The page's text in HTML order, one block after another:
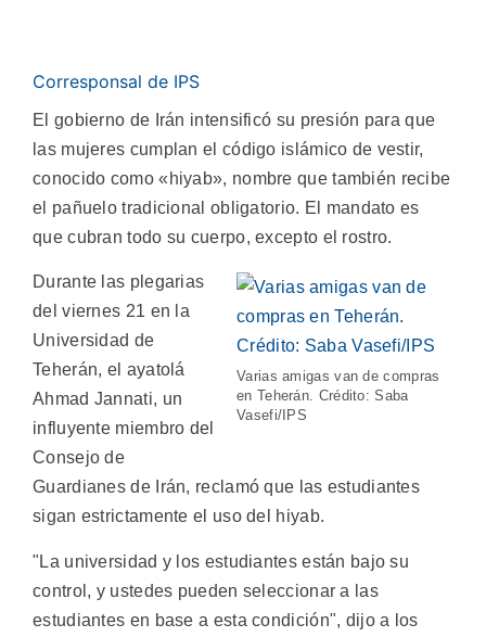
Corresponsal de IPS
El gobierno de Irán intensificó su presión para que
las mujeres cumplan el código islámico de vestir,
conocido como «hiyab», nombre que también recibe
el pañuelo tradicional obligatorio. El mandato es
que cubran todo su cuerpo, excepto el rostro.
Varias amigas van de compras
en Teherán. Crédito: Saba
Vasefi/IPS
Durante las plegarias
del viernes 21 en la
Universidad de
Teherán, el ayatolá
Ahmad Jannati, un
influyente miembro del
Consejo de
Guardianes de Irán, reclamó que las estudiantes
sigan estrictamente el uso del hiyab.
"La universidad y los estudiantes están bajo su
control, y ustedes pueden seleccionar a las
estudiantes en base a esta condición", dijo a los